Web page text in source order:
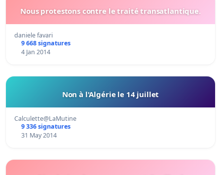
Nous protestons contre le traité transatlantique.
daniele favari
9 668 signatures
4 Jan 2014
Non à l'Algérie le 14 juillet
Calculette@LaMutine
9 336 signatures
31 May 2014